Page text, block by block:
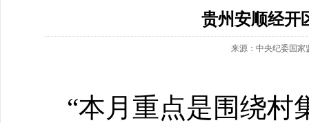
贵州安顺经开
来源：中央纪委国家
“本月重点是围绕村